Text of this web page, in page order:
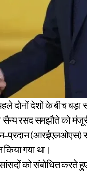
रसद समझौते को मंजूरी
प्रदान (आरईएलओएस)
गया था।
को संबोधित करते